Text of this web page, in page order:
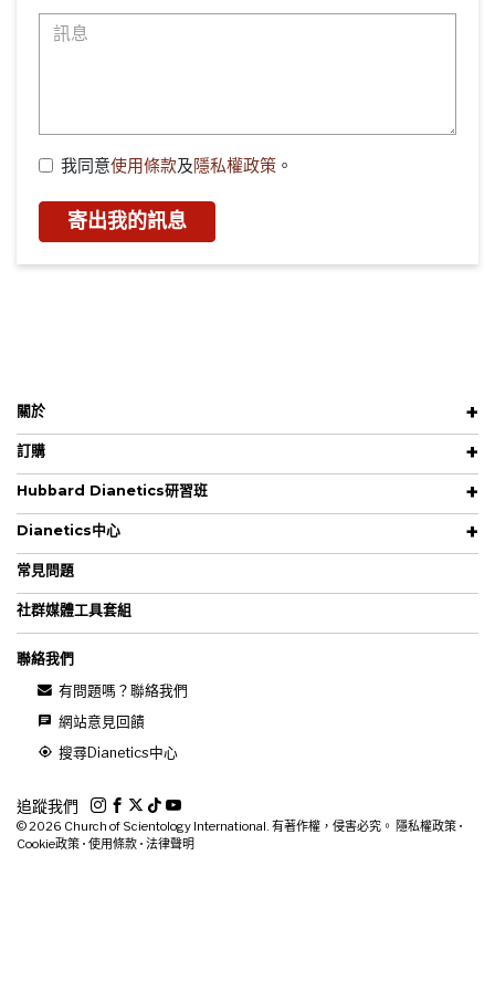
我同意使用條款及隱私權政策 。
寄出我的訊息
關於
訂購
Hubbard Dianetics研習班
Dianetics中心
常見問題
社群媒體工具套組
聯絡我們
有問題嗎？聯絡我們
網站意見回饋
搜尋Dianetics中心
追蹤我們
© 2026 Church of Scientology International. 有著作權，侵害必究。 隱私權政策 •
Cookie政策 • 使用條款 • 法律聲明